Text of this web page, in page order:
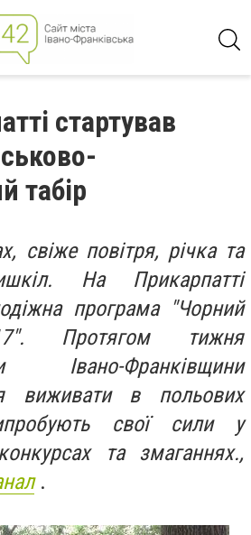
стартував
табір
свіже повітря, річка та
На Прикарпатті
програма "Чорний
Протягом тижня
Івано-Франківщини
виживати в польових
свої сили у
та змаганнях.,
.